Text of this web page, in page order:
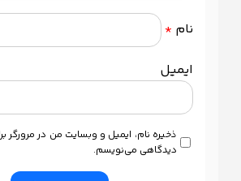
نام*
ذخیره نام، ایمیل و وبسایت من در مرورگر برای
دیدگاهی می‌نویسم.